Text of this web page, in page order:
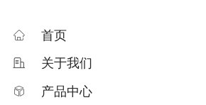
首页
关于我们
产品中心